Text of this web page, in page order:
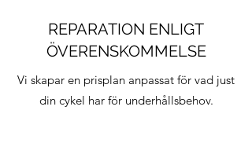
REPARATION ENLIGT
ÖVERENSKOMMELSE
Vi skapar en prisplan anpassat för vad just
din cykel har för underhållsbehov.